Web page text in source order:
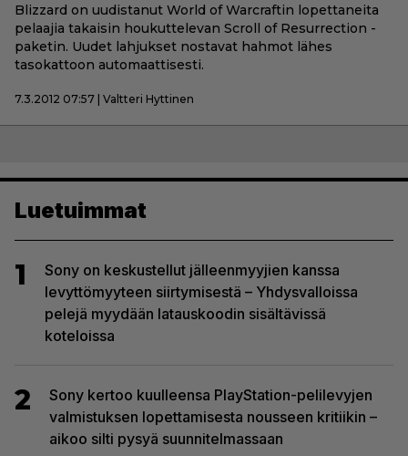
Blizzard on uudistanut World of Warcraftin lopettaneita
pelaajia takaisin houkuttelevan Scroll of Resurrection -
paketin. Uudet lahjukset nostavat hahmot lähes
tasokattoon automaattisesti.
7.3.2012 07:57 | Valtteri Hyttinen
Luetuimmat
1
Sony on keskustellut jälleenmyyjien kanssa
levyttömyyteen siirtymisestä – Yhdysvalloissa
pelejä myydään latauskoodin sisältävissä
koteloissa
2
Sony kertoo kuulleensa PlayStation-pelilevyjen
valmistuksen lopettamisesta nousseen kritiikin –
aikoo silti pysyä suunnitelmassaan